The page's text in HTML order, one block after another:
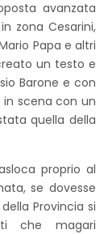
avanzata
zona Cesarini,
Papa e altri
un testo e
Barone e con
scena con un
quella della
proprio al
se dovesse
Provincia si
che magari